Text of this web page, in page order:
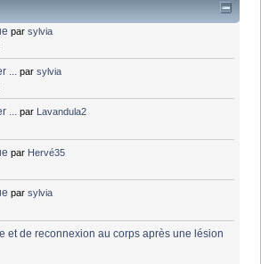
parsylvia
... parsylvia
... par Lavandula2
par Hervé35
parsylvia
et de reconnexion au corps après une lésion